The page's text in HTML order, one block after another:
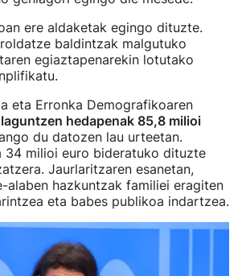
ere aldaketak egingo dituzte.
baldintzak malgutuko
egiaztapenarekin lotutako
eta Erronka Demografikoaren
laguntzen hedapenak 85,8 milioi
du datozen lau urteetan.
34 milioi euro bideratuko dituzte
Jaurlaritzaren esanetan,
alaben hazkuntzak familiei eragiten
eta babes publikoa indartzea.